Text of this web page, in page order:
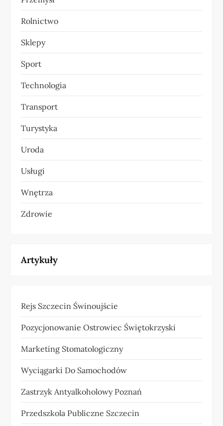
Rolnictwo
Sklepy
Sport
Technologia
Transport
Turystyka
Uroda
Usługi
Wnętrza
Zdrowie
Artykuły
Rejs Szczecin Świnoujście
Pozycjonowanie Ostrowiec Świętokrzyski
Marketing Stomatologiczny
Wyciągarki Do Samochodów
Zastrzyk Antyalkoholowy Poznań
Przedszkola Publiczne Szczecin